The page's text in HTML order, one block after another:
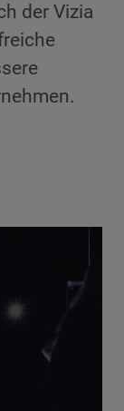
der Vizia